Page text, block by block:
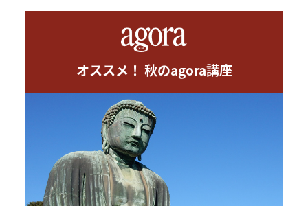
オススメ！ 秋のagora講座